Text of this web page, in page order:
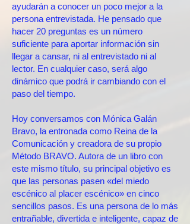
ayudarán a conocer un poco mejor a la
persona entrevistada. He pensado que
hacer 20 preguntas es un número
suficiente para aportar información sin
llegar a cansar, ni al entrevistado ni al
lector. En cualquier caso, será algo
dinámico que podrá ir cambiando con el
paso del tiempo.
Hoy conversamos con Mónica Galán
Bravo, la entronada como Reina de la
Comunicación y creadora de su propio
Método BRAVO. Autora de un libro con
este mismo título, su principal objetivo es
que las personas pasen «del miedo
escénico al placer escénico» en cinco
sencillos pasos. Es una persona de lo más
entrañable, divertida e inteligente, capaz de